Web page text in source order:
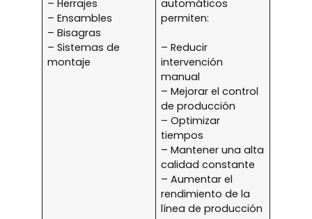
– Herrajes
– Ensambles
– Bisagras
– Sistemas de
montaje
automáticos
permiten:
– Reducir
intervención
manual
– Mejorar el control
de producción
– Optimizar
tiempos
– Mantener una alta
calidad constante
– Aumentar el
rendimiento de la
línea de producción